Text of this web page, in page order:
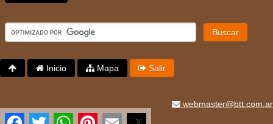
Buscar
Inicio Mapa Salir
webmaster@btt.com.ar
Facebook
Twitter WhatsApp
PinterestEmail